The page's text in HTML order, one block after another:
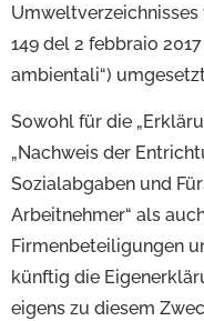
Umweltverzeichnisses
149 del 2 febbraio
ambientali“)
Sowohl für die
„Nachweis der
Sozialabgaben und
Arbeitnehmer“ als
Firmenbeteiligungen
künftig die
eigens zu diesem